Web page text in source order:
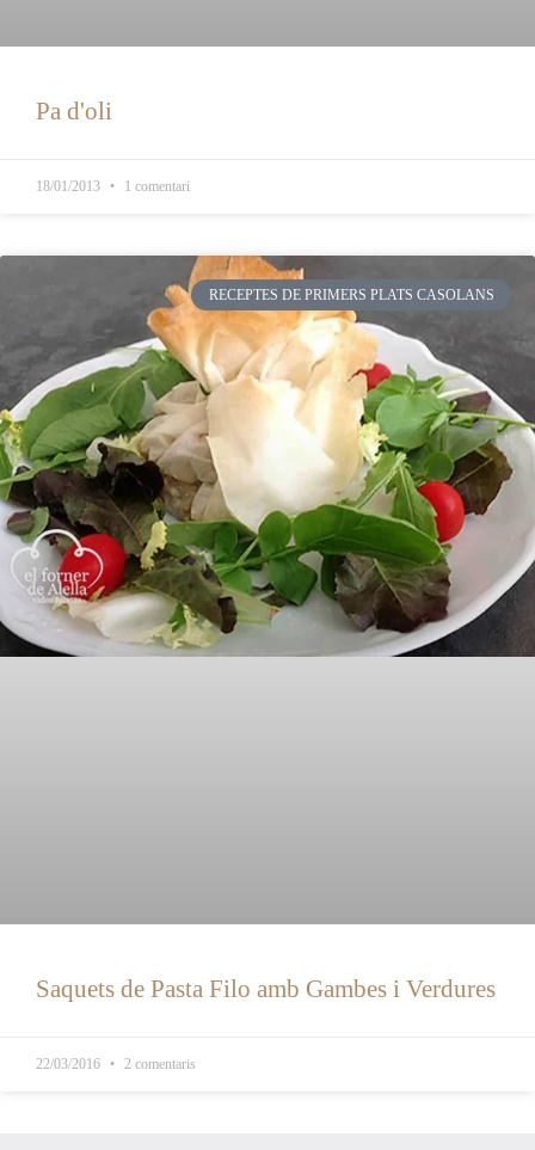
Pa d'oli
18/01/2013 1 comentari
RECEPTES DE PRIMERS PLATS CASOLANS
Saquets de Pasta Filo amb Gambes i Verdures
22/03/2016 2 comentaris